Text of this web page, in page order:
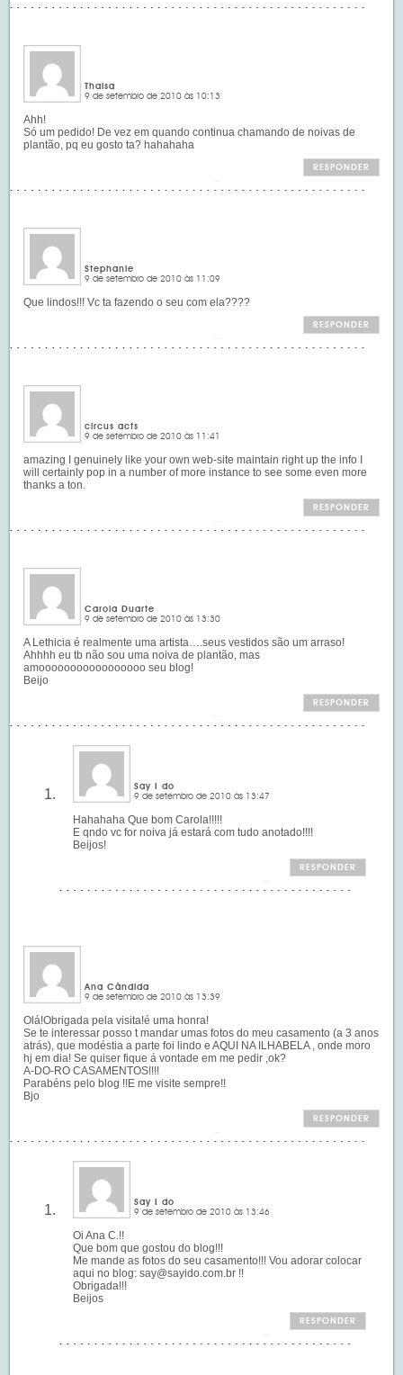
Thaisa
9 de setembro de 2010 às 10:13
Ahh!
Só um pedido! De vez em quando continua chamando de noivas de
plantão, pq eu gosto ta? hahahaha
RESPONDER
Stephanie
9 de setembro de 2010 às 11:09
Que lindos!!! Vc ta fazendo o seu com ela????
RESPONDER
circus acts
9 de setembro de 2010 às 11:41
amazing I genuinely like your own web-site maintain right up the info I
will certainly pop in a number of more instance to see some even more
thanks a ton.
RESPONDER
Carola Duarte
9 de setembro de 2010 às 13:30
A Lethicia é realmente uma artista….seus vestidos são um arraso!
Ahhhh eu tb não sou uma noiva de plantão, mas
amooooooooooooooooo seu blog!
Beijo
RESPONDER
Say I do
9 de setembro de 2010 às 13:47
Hahahaha Que bom Carola!!!!!
E qndo vc for noiva já estará com tudo anotado!!!!
Beijos!
RESPONDER
Ana Cândida
9 de setembro de 2010 às 13:39
Olá!Obrigada pela visita!é uma honra!
Se te interessar posso t mandar umas fotos do meu casamento (a 3 anos
atrás), que modéstia a parte foi lindo e AQUI NA ILHABELA , onde moro
hj em dia! Se quiser fique á vontade em me pedir ,ok?
A-DO-RO CASAMENTOS!!!!
Parabéns pelo blog !!E me visite sempre!!
Bjo
RESPONDER
Say I do
9 de setembro de 2010 às 13:46
Oi Ana C.!!
Que bom que gostou do blog!!!
Me mande as fotos do seu casamento!!! Vou adorar colocar
aqui no blog:say@sayido.com.br !!
Obrigada!!!
Beijos
RESPONDER